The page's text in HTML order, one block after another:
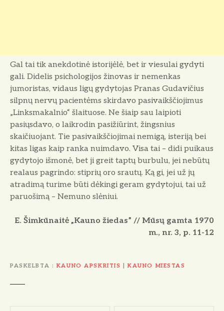
Gal tai tik anekdotinė istorijėlė, bet ir viesulai gydyti
gali. Didelis psichologijos žinovas ir nemenkas
jumoristas, vidaus ligų gydytojas Pranas Gudavičius
silpnų nervų pacientėms skirdavo pasivaikščiojimus
„Linksmakalnio“ šlaituose. Ne šiaip sau laipioti
pasiųsdavo, o laikrodin pasižiūrint, žingsnius
skaičiuojant. Tie pasivaikščiojimai nemigą, isteriją bei
kitas ligas kaip ranka nuimdavo. Visa tai – didi puikaus
gydytojo išmonė, bet ji greit taptų burbulu, jei nebūtų
realaus pagrindo: stiprių oro srautų. Ką gi, jei už jų
atradimą turime būti dėkingi geram gydytojui, tai už
paruošimą – Nemuno slėniui.
E. Šimkūnaitė „Kauno žiedas” // Mūsų gamta 1970
m., nr. 3, p. 11-12
PASKELBTA KAUNO APSKRITIS |KAUNO MIESTAS